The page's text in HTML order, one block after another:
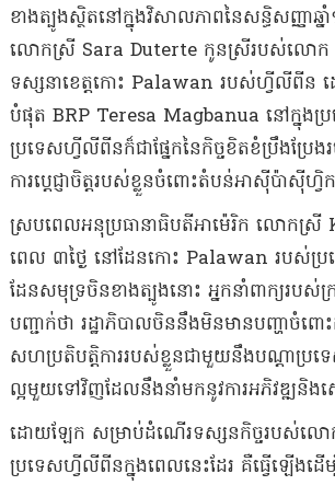
ខាងត្បូង​ស្ថិតនៅក្នុង​វិសាលភាព​នៃ​សន្ធិសញ្
លោកស្រី Sara Duterte កូនស្រី​របស់លោក
ទស្សនា​ខេត្ត​កោះ Palawan របស់​ហ្វីលីពី
បំផុត BRP Teresa Magbanua នៅក្នុង​
ប្រទេស​ហ្វីលីពីន​ក៏​ជា​ផ្នែក​នៃ​កិច្ចខិតខំ​ប្រឹងប្
ការប្តេជ្ញាចិត្ត​របស់ខ្លួន​ចំពោះ​តំបន់​អាស៊ី​ប៉ា
ស្របពេល​អនុ​ប្រធានាធិបតី​អាម៉េរិក លោកស្
ពេល ៣​ថ្ងៃ នៅ​ដែន​កោះ Palawan របស់​ប្
ដែនសមុទ្រ​ចិន​ខាងត្បូង​នោះ អ្នកនាំពាក្យ​រ
បញ្ជាក់ថា រដ្ឋាភិបាល​ចិន​នឹង​មិនមាន​បញ្ហា​ចំពោ
សហប្រតិបត្តិការ​របស់​ខ្លួន​ជាមួយនឹង​បណ្ដា​ប្រ
ល្អ​មួយ​ទៅវិញ​ដែល​នឹង​នាំមក​នូវ​ការអភិវឌ្ឍ​និង​ស្
ដោយឡែក សម្រាប់​ដំណើរ​ទស្សនកិច្ច​របស់​លោ
ប្រទេស​ហ្វីលីពីន​ក្នុងពេល​នេះដែរ គឺ​ធើ្វ​ឡើង​ដើ